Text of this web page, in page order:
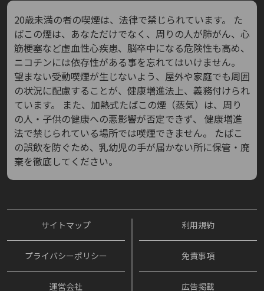
20歳未満の者の喫煙は、法律で禁じられています。
た
ばこの煙は、あなただけでなく、周りの人が肺がん、心
筋梗塞など虚血性心疾患、脳卒中になる危険性も高め、
ニコチンには依存性がある事を忘れてはいけません。
望まない受動喫煙が生じないよう、屋外や家庭でも周囲
の状況に配慮することが、健康増進法上、義務付けられ
ています。
また、加熱式たばこの煙（蒸気）は、周り
の人・子供の健康への悪影響が否定できず、
健康増進
法で禁じられている場所では喫煙できません。
たばこ
の誤飲を防ぐため、乳幼児の手が届かない所に保管・廃
棄を徹底してください。
サイトマップ 利用規約
プライバシーポリシー 免責事項
運営会社 広告掲載